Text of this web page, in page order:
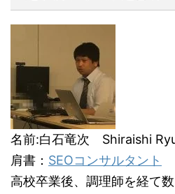
名前:白石竜次 Shiraishi
肩書： SEOコンサルタント
高校卒業後、調理師を経て